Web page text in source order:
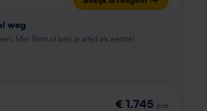
weg
Met Rent.nl ben je altijd als eerste!
€ 1.745 p/m